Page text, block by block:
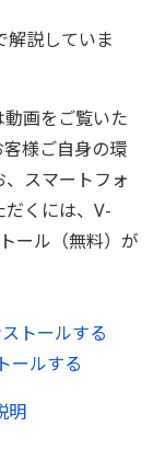
解説していま
画をご覧いた
様ご自身の環
スマートフォ
くには、V-
ール（無料）が
トールする
ールする
明